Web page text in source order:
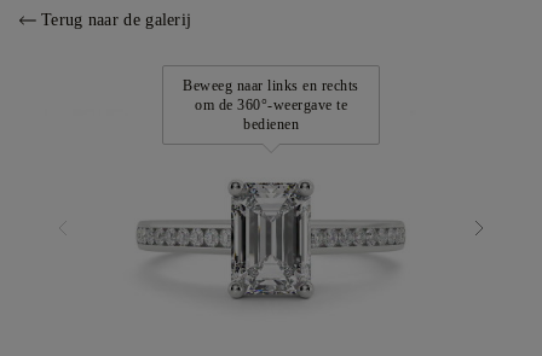
Terug naar de galerij
Beweeg naar links en rechts
om de 360°-weergave te
bedienen